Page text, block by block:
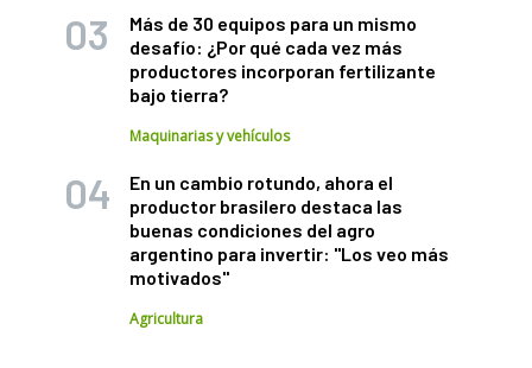
Más de 30 equipos para un mismo
desafío: ¿Por qué cada vez más
productores incorporan fertilizante
bajo tierra?
Maquinarias y vehículos
En un cambio rotundo, ahora el
productor brasilero destaca las
buenas condiciones del agro
argentino para invertir: "Los veo más
motivados"
Agricultura